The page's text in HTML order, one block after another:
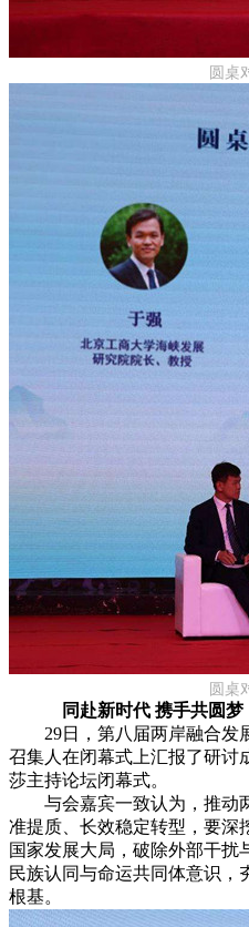
圆桌
圆桌
同赴新时代 携手共圆梦
29日，第八届两岸融合发
召集人在闭幕式上汇报了研讨
莎主持论坛闭幕式。
与会嘉宾一致认为，推动
准提质、长效稳定转型，要深
国家发展大局，破除外部干扰
民族认同与命运共同体意识，
根基。